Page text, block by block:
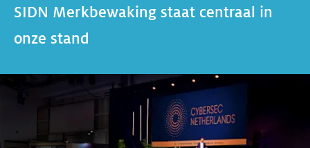
SIDN Merkbewaking staat centraal in
onze stand